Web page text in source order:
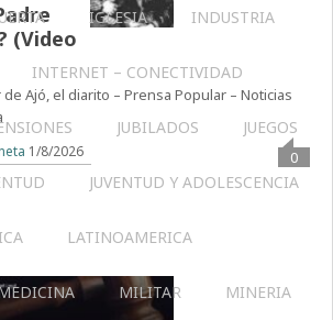
IGLESIA INDUSTRIA
INTERNET – CONECTIVIDAD
JUBILADOS JUEGOS
JUVENTUD Y ADOLESCENCIA
LATINOAMERICA
MILITAR MINERIA
(Video
Ajó, el diarito – Prensa Popular – Noticias
1/8/2026 0